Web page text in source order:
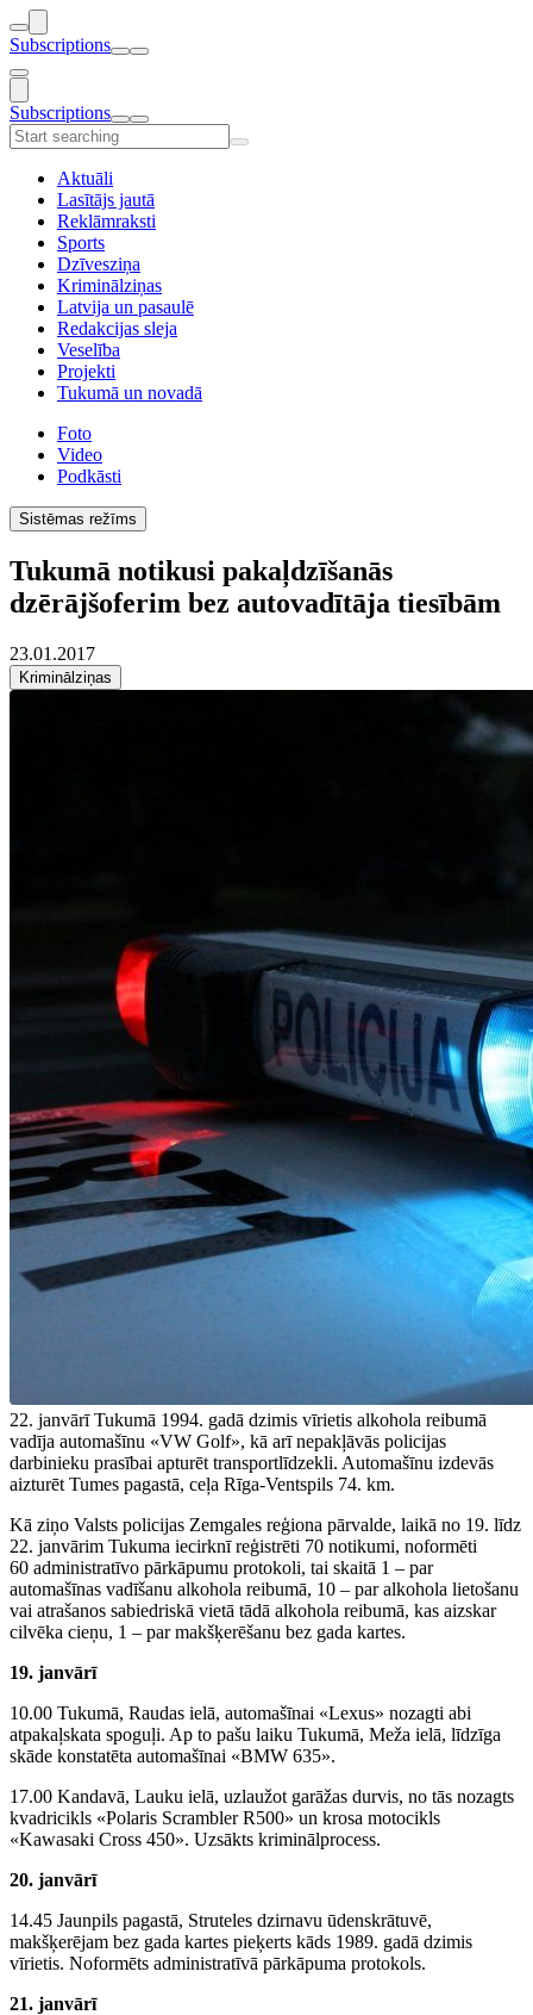
Subscriptions
Subscriptions
Aktuāli
Lasītājs jautā
Reklāmraksti
Sports
Dzīvesziņa
Kriminālziņas
Latvija un pasaulē
Redakcijas sleja
Veselība
Projekti
Tukumā un novadā
Foto
Video
Podkāsti
Sistēmas režīms
Tukumā notikusi pakaļdzīšanās
dzērājšoferim bez autovadītāja tiesībām
23.01.2017
Kriminālziņas
22. janvārī Tukumā 1994. gadā dzimis vīrietis alkohola reibumā
vadīja automašīnu «VW Golf», kā arī nepakļāvās policijas
darbinieku prasībai apturēt transportlīdzekli. Automašīnu izdevās
aizturēt Tumes pagastā, ceļa Rīga-Ventspils 74. km.
Kā ziņo Valsts policijas Zemgales reģiona pārvalde, laikā no 19. līdz
22. janvārim Tukuma iecirknī reģistrēti 70 notikumi, noformēti
60 administratīvo pārkāpumu protokoli, tai skaitā 1 – par
automašīnas vadīšanu alkohola reibumā, 10 – par alkohola lietošanu
vai atrašanos sabiedriskā vietā tādā alkohola reibumā, kas aizskar
cilvēka cieņu, 1 – par makšķerēšanu bez gada kartes.
19. janvārī
10.00 Tukumā, Raudas ielā, automašīnai «Lexus» nozagti abi
atpakaļskata spoguļi. Ap to pašu laiku Tukumā, Meža ielā, līdzīga
skāde konstatēta automašīnai «BMW 635».
17.00 Kandavā, Lauku ielā, uzlaužot garāžas durvis, no tās nozagts
kvadricikls «Polaris Scrambler R500» un krosa motocikls
«Kawasaki Cross 450». Uzsākts kriminālprocess.
20. janvārī
14.45 Jaunpils pagastā, Struteles dzirnavu ūdenskrātuvē,
makšķerējam bez gada kartes pieķerts kāds 1989. gadā dzimis
vīrietis. Noformēts administratīvā pārkāpuma protokols.
21. janvārī